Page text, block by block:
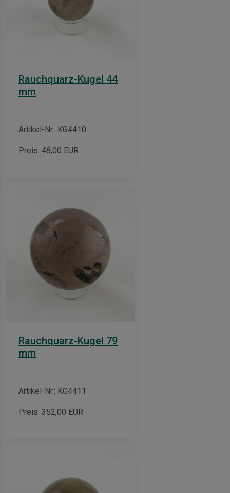
Rauchquarz-Kugel 44
mm
Artikel-Nr.: KG4410
Preis: 48,00 EUR
Rauchquarz-Kugel 79
mm
Artikel-Nr.: KG4411
Preis: 352,00 EUR